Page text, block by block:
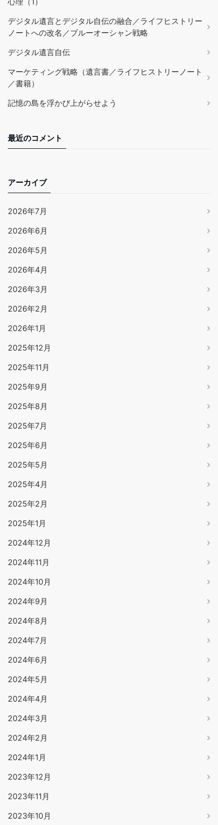
デジタル遺言とデジタル自伝の融合／ライフヒストリー
ノートへの改名／ブルーオーシャン戦略
デジタル遺言自伝
マーケティング戦略（遺言書／ライフヒストリーノート
／書籍）
記憶の島を浮かび上がらせよう
最近のコメント
アーカイブ
2026年7月
2026年6月
2026年5月
2026年4月
2026年3月
2026年2月
2026年1月
2025年12月
2025年11月
2025年9月
2025年8月
2025年7月
2025年6月
2025年5月
2025年4月
2025年2月
2025年1月
2024年12月
2024年11月
2024年10月
2024年9月
2024年8月
2024年7月
2024年6月
2024年5月
2024年4月
2024年3月
2024年2月
2024年1月
2023年12月
2023年11月
2023年10月